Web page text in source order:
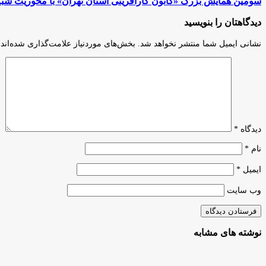
جذب
سرمایه
در
دانشگاه
امیرکبیر
بزرگ
کارآفرینی
استان
دیدگاهتان را بنویسید
نشانی ایمیل شما منتشر نخواهد شد. بخش‌های موردنیاز علامت‌گذاری شده‌اند
دیدگاه *
نام *
ایمیل *
وب‌ سایت
نوشته های مشابه